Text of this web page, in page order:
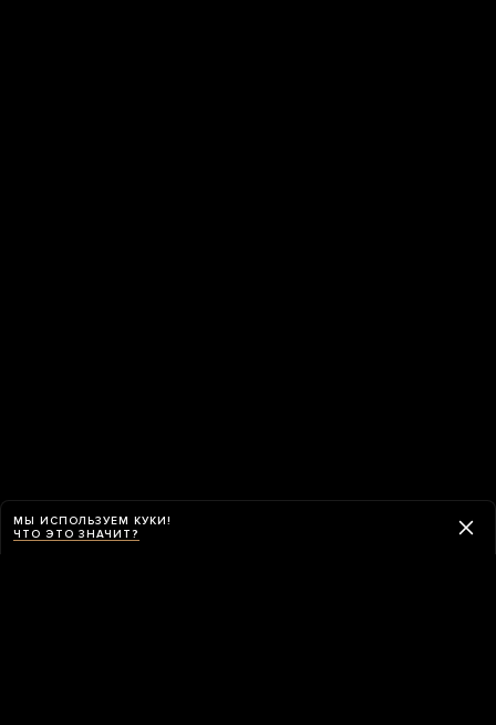
МЫ ИСПОЛЬЗУЕМ КУКИ!
ЧТО ЭТО ЗНАЧИТ?